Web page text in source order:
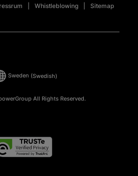
Whistleblowing Sitemap
All Rights Reserved.
Sweden (Swedish)